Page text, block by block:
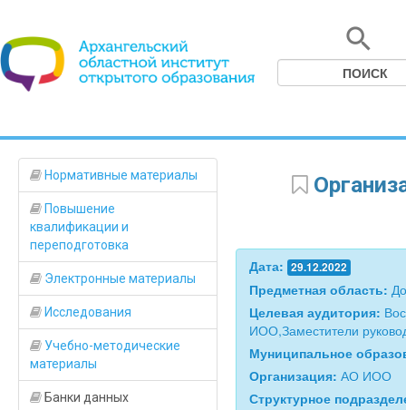
Нормативные материалы
Повышение
квалификации и
переподготовка
Электронные материалы
Исследования
Учебно-методические
материалы
Банки данных
Дата: 29.12.2022
Предметная область:
Целевая аудитория:
ИОО,Заместители
Муниципальное
Организация: АО ИОО
Структурное